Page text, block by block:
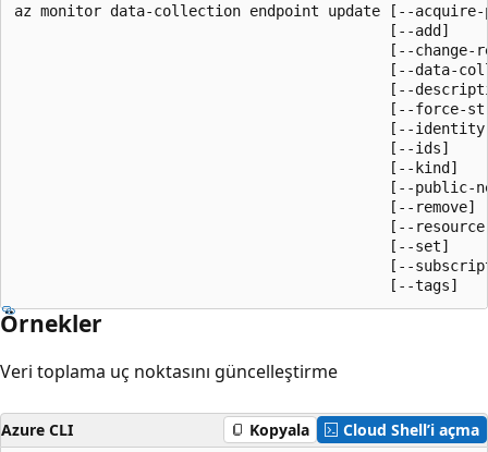
az monitor data-collection endpoint update [--
                                           [--add]
[--change-
[--data-
[--
[--force-
[--
                                           [--ids]
                                           [--kind]
[--public-
                                           [--remove]
[--
                                           [--set]
[--
                                           [--tags]
Örnekler
Veri toplama uç noktasını güncelleştirme
Azure CLI Kopyala Cloud Shell’i açma